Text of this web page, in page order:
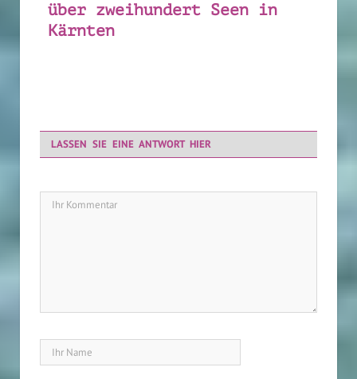
über zweihundert Seen in
Kärnten
LASSEN SIE EINE ANTWORT HIER